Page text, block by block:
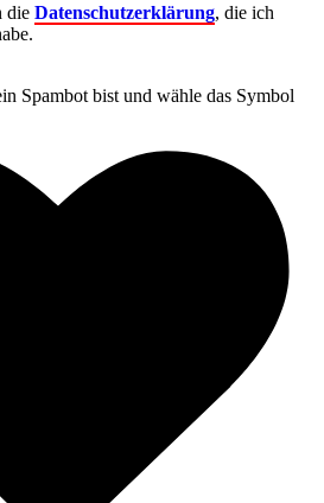
die Datenschutzerklärung, die ich
Spambot bist und wähle das Symbol